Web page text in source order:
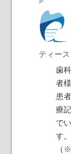
ティース
歯
者
患
療
で
す。
（ ※